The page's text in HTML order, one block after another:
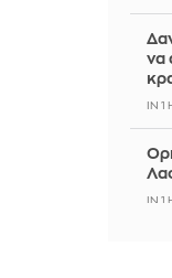
να
IN 1
IN 1
Η